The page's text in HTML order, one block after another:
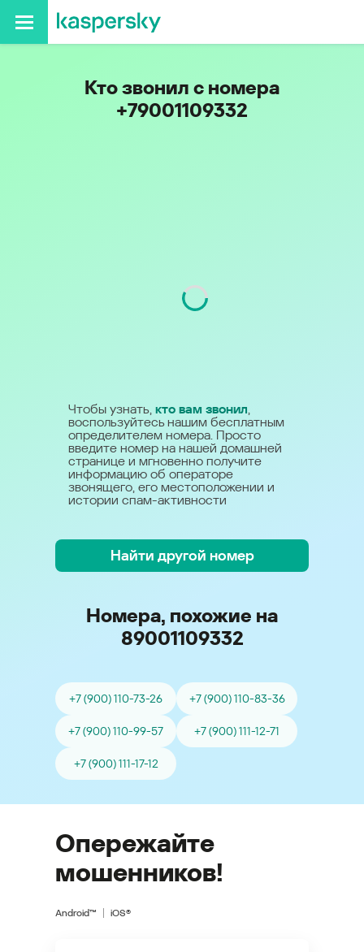
Кто звонил с номера
+79001109332
Чтобы узнать, кто вам звонил,
воспользуйтесь нашим бесплатным
определителем номера. Просто
введите номер на нашей домашней
странице и мгновенно получите
информацию об операторе
звонящего, его местоположении и
истории спам-активности
Найти другой номер
Номера, похожие на
89001109332
+7 (900) 110-73-26 +7 (900) 110-83-36
+7 (900) 110-99-57 +7 (900) 111-12-71
+7 (900) 111-17-12
Опережайте
мошенников!
Android™ iOS®